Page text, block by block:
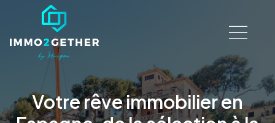
Votre rêve immobilier en